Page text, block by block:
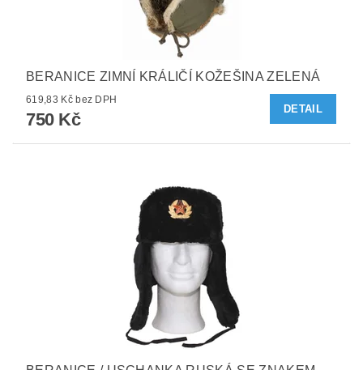
BERANICE ZIMNÍ KRÁLIČÍ KOŽEŠINA ZELENÁ
619,83 Kč bez DPH
750 Kč
DETAIL